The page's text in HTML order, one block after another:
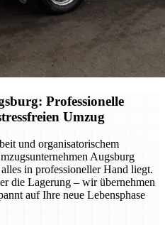
Professionelle
Umzug
und organisatorischem
Augsburg
in professioneller Hand liegt.
die Lagerung – wir übernehmen
auf Ihre neue Lebensphase